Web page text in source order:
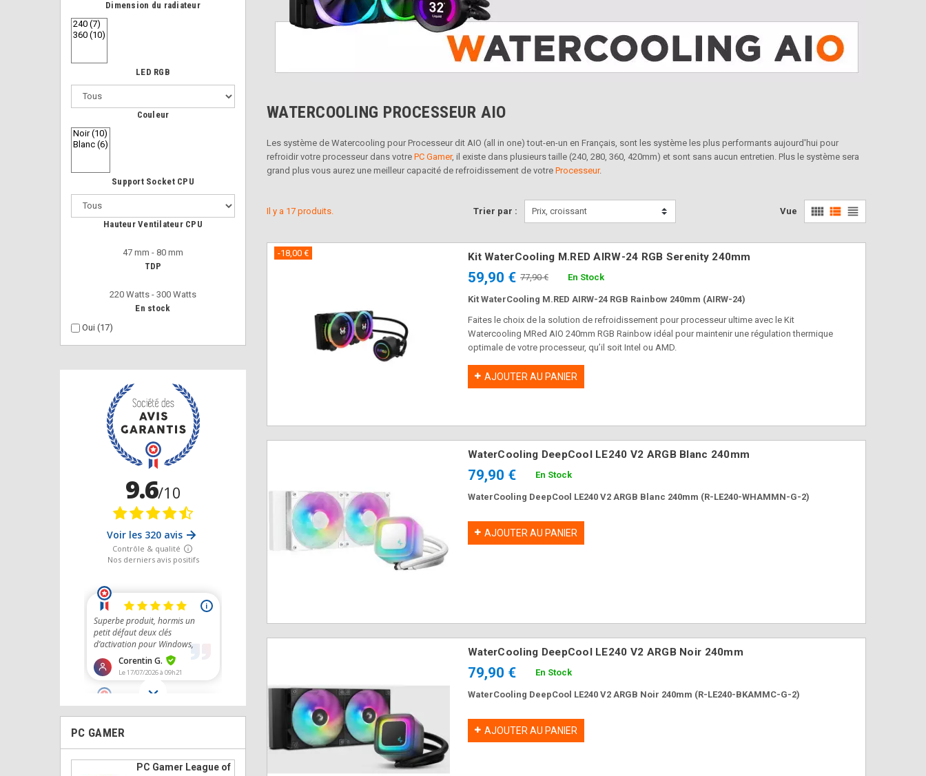
Dimension du radiateur
LED RGB
Couleur
Support Socket CPU
Hauteur Ventilateur CPU
47 mm - 80 mm
TDP
220 Watts - 300 Watts
En stock
Oui (17)
PC GAMER
PC Gamer League of
WATERCOOLING PROCESSEUR AIO
Les système de Watercooling pour Processeur dit AIO (all in one) tout-en-un en Français, sont les système les plus performants aujourd'hui pour
refroidir votre processeur dans votre PC Gamer, il existe dans plusieurs taille (240, 280, 360, 420mm) et sont sans aucun entretien. Plus le système sera
grand plus vous aurez une meilleur capacité de refroidissement de votre Processeur.
Trier par : Prix, croissant Vue view_comfy view_list view_headline
Il y a 17 produits.
-18,00 € Kit WaterCooling M.RED AIRW-24 RGB Serenity 240mm
59,90 € 77,90 € En Stock
Kit WaterCooling M.RED AIRW-24 RGB Rainbow 240mm (AIRW-24)
Faites le choix de la solution de refroidissement pour processeur ultime avec le Kit
Watercooling MRed AIO 240mm RGB Rainbow idéal pour maintenir une régulation thermique
optimale de votre processeur, qu’il soit Intel ou AMD.
AJOUTER AU PANIER
WaterCooling DeepCool LE240 V2 ARGB Blanc 240mm
79,90 € En Stock
WaterCooling DeepCool LE240 V2 ARGB Blanc 240mm (R-LE240-WHAMMN-G-2)
AJOUTER AU PANIER
WaterCooling DeepCool LE240 V2 ARGB Noir 240mm
79,90 € En Stock
WaterCooling DeepCool LE240 V2 ARGB Noir 240mm (R-LE240-BKAMMC-G-2)
AJOUTER AU PANIER